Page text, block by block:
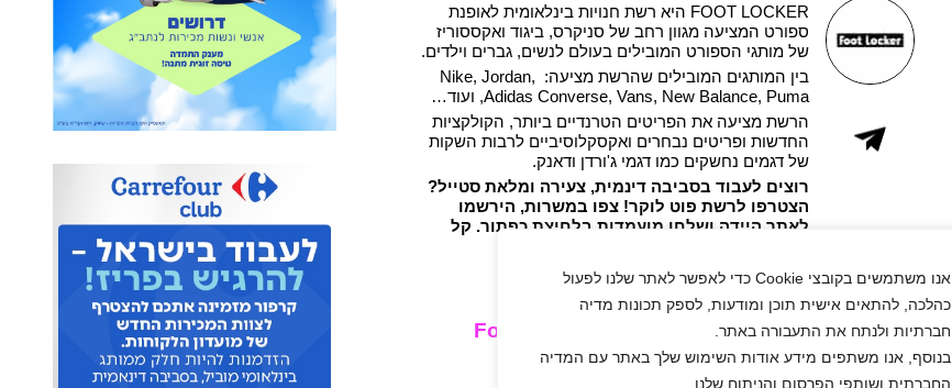
אנו משתמשים בקובצי Cookie כדי לאפשר לאתר שלנו לפעול
כהלכה, להתאים אישית תוכן ומודעות, לספק תכונות מדיה
חברתיות ולנתח את התעבורה באתר.
בנוסף, אנו משתפים מידע אודות השימוש שלך באתר עם המדיה
החברתית ושותפי הפרסום והניתוח שלנו.
FOOT LOCKER היא רשת חנויות בינלאומית לאופנת
ספורט המציעה מגוון רחב של סניקרס, ביגוד ואקססוריז
של מותגי הספורט המובילים בעולם לנשים, גברים וילדים.
בין המותגים המובילים שהרשת מציעה: Nike, Jordan,
,Adidas Converse, Vans, New Balance, Puma ועוד…
הרשת מציעה את הפריטים הטרנדיים ביותר, הקולקציות
החדשות ופריטים נבחרים ואקסקלוסיביים לרבות השקות
של דגמים נחשקים כמו דגמי ג'ורדן ודאנק.
רוצים לעבוד בסביבה דינמית, צעירה ומלאת סטייל?
הצטרפו לרשת פוט לוקר! צפו במשרות, הירשמו
לאתר היידה ושלחו מועמדות בלחיצת כפתור. קל
משרות פנויות בחברת פוט לוקר | Foot Locker